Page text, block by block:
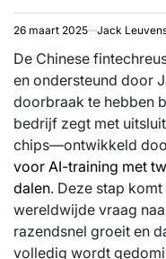
26 maart 2025 Jack
De Chinese
en ondersteund door
doorbraak te hebben
bedrijf zegt met
chips—ontwikkeld
voor AI-training met
dalen. Deze stap
wereldwijde vraag
razendsnel groeit en
volledig wordt